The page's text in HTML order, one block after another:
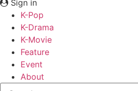
Sign in
K-Pop
K-Drama
K-Movie
Feature
Event
About